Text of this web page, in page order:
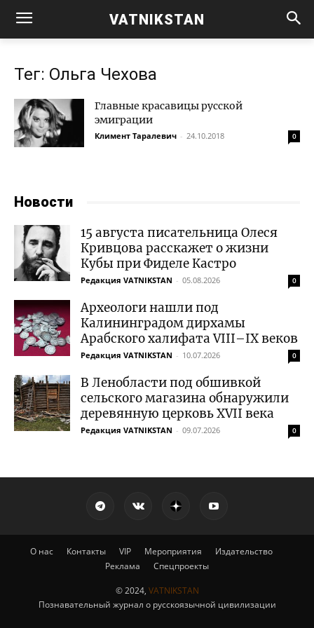
VATNIKSTAN
Тег: Ольга Чехова
Главные красавицы русской
эмиграции
Климент Таралевич - 24.10.2018 0
Новости
15 августа писательница Олеся
Кривцова расскажет о жизни
Кубы при Фиделе Кастро
Редакция VATNIKSTAN - 05.08.2026 0
Археологи нашли под
Калининградом дирхамы
Арабского халифата VIII–IX веков
Редакция VATNIKSTAN - 10.07.2026 0
В Ленобласти под обшивкой
сельского магазина обнаружили
деревянную церковь XVII века
Редакция VATNIKSTAN - 09.07.2026 0
О нас Контакты VIP Мероприятия
Издательство
Реклама
Спецпроекты
© 2024, VATNIKSTAN
Познавательный журнал о русскоязычной цивилизации